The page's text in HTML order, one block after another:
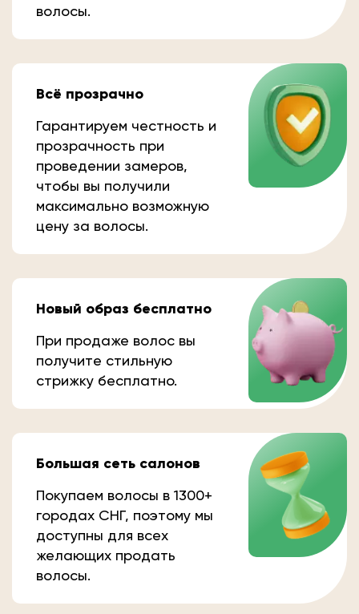
волосы.
Всё прозрачно
Гарантируем честность и
прозрачность при
проведении замеров,
чтобы вы получили
максимально возможную
цену за волосы.
Новый образ бесплатно
При продаже волос вы
получите стильную
стрижку бесплатно.
Большая сеть салонов
Покупаем волосы в 1300+
городах СНГ, поэтому мы
доступны для всех
желающих продать
волосы.